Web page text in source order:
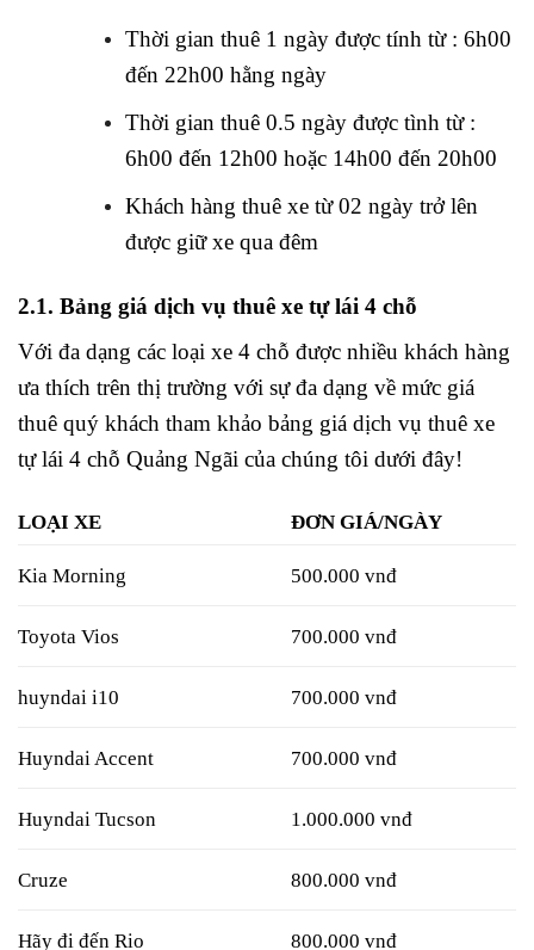
Thời gian thuê 1 ngày được tính từ : 6h00
đến 22h00 hằng ngày
Thời gian thuê 0.5 ngày được tình từ :
6h00 đến 12h00 hoặc 14h00 đến 20h00
Khách hàng thuê xe từ 02 ngày trở lên
được giữ xe qua đêm
2.1. Bảng giá dịch vụ thuê xe tự lái 4 chỗ
Với đa dạng các loại xe 4 chỗ được nhiều khách hàng
ưa thích trên thị trường với sự đa dạng về mức giá
thuê quý khách tham khảo bảng giá dịch vụ thuê xe
tự lái 4 chỗ Quảng Ngãi của chúng tôi dưới đây!
LOẠI XE ĐƠN GIÁ/NGÀY
Kia Morning 500.000 vnđ
Toyota Vios 700.000 vnđ
huyndai i10 700.000 vnđ
Huyndai Accent 700.000 vnđ
Huyndai Tucson 1.000.000 vnđ
Cruze 800.000 vnđ
Hãy đi đến Rio 800.000 vnđ